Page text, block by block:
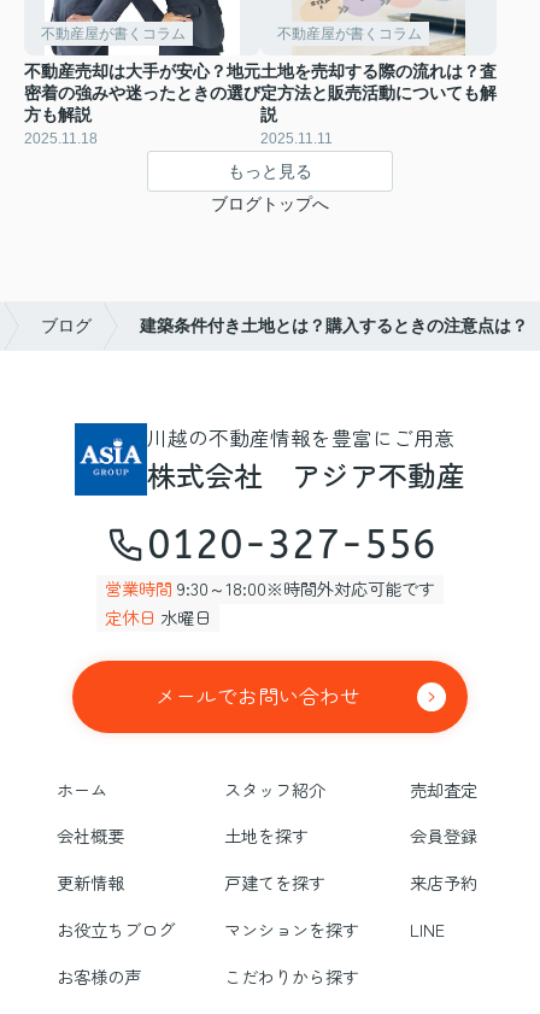
不動産屋が書くコラム
不動産売却は大手が安心？地元
密着の強みや迷ったときの選び
方も解説
2025.11.18
不動産屋が書くコラム
土地を売却する際の流れは？査
定方法と販売活動についても解
説
2025.11.11
もっと見る
ブログトップへ
ブログ 建築条件付き土地とは？購入するときの注意点は？
川越の不動産情報を豊富にご用意
株式会社 アジア不動産
0120-327-556
営業時間 9:30～18:00※時間外対応可能です
定休日 水曜日
メールでお問い合わせ
ホーム スタッフ紹介
売却査定
会社概要
土地を探す
会員登録
更新情報
戸建てを探す
来店予約
お役立ちブログ
マンションを探す
LINE
お客様の声
こだわりから探す